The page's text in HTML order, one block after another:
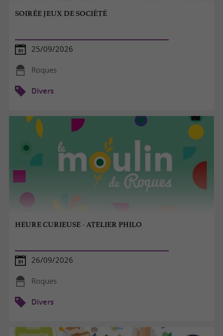
SOIRÉE JEUX DE SOCIÉTÉ
25/09/2026
Roques
Divers
HEURE CURIEUSE - ATELIER PHILO
26/09/2026
Roques
Divers